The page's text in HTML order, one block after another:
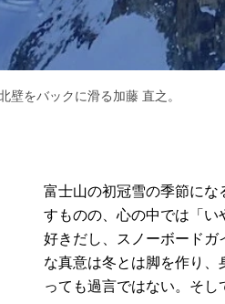
壁をバックに滑る加藤 直之。
富士山の初冠雪の季節に
すものの、心の中では「
好きだし、スノーボード
な真意は冬とは脚を作り
っても過言ではない。そし